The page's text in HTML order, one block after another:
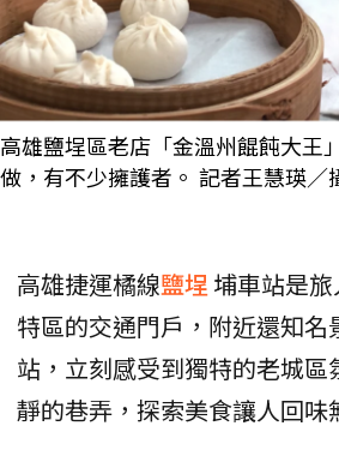
高雄鹽埕區老店「金溫州餛飩大王
做，有不少擁護者。 記者王慧瑛／
高雄捷運橘線鹽埕 埔車站是
特區的交通門戶，附近還知名
站，立刻感受到獨特的老城區
靜的巷弄，探索美食讓人回味